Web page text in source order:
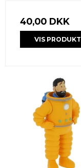
40,00 DKK
VIS PRODUKT